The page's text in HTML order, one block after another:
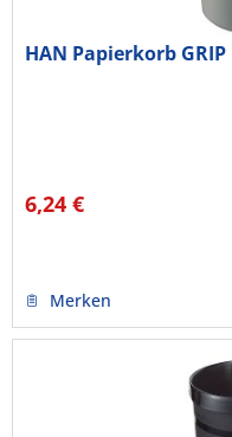
HAN Papierkorb
6,24 €
Merken